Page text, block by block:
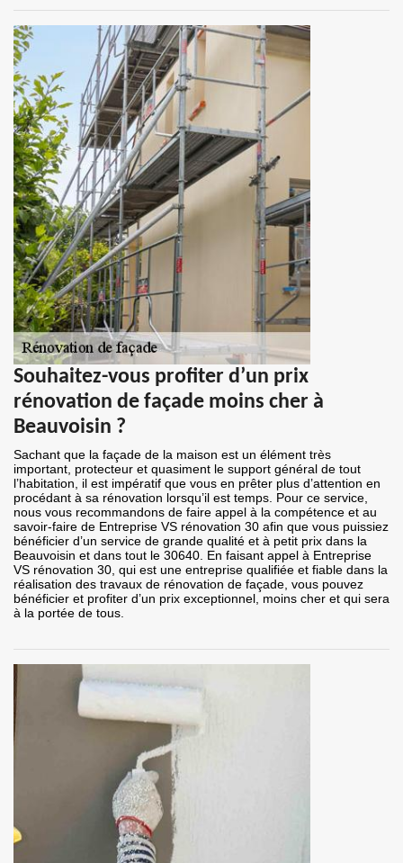
Souhaitez-vous profiter d’un prix
rénovation de façade moins cher à
Beauvoisin ?
Sachant que la façade de la maison est un élément très
important, protecteur et quasiment le support général de tout
l’habitation, il est impératif que vous en prêter plus d’attention en
procédant à sa rénovation lorsqu’il est temps. Pour ce service,
nous vous recommandons de faire appel à la compétence et au
savoir-faire de Entreprise VS rénovation 30 afin que vous puissiez
bénéficier d’un service de grande qualité et à petit prix dans la
Beauvoisin et dans tout le 30640. En faisant appel à Entreprise
VS rénovation 30, qui est une entreprise qualifiée et fiable dans la
réalisation des travaux de rénovation de façade, vous pouvez
bénéficier et profiter d’un prix exceptionnel, moins cher et qui sera
à la portée de tous.